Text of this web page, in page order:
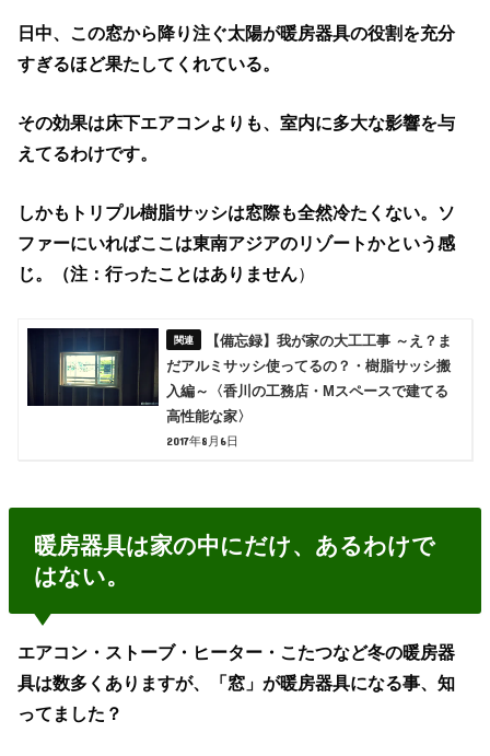
日中、この窓から降り注ぐ太陽が暖房器具の役割を充分
すぎるほど果たしてくれている。
その効果は床下エアコンよりも、室内に多大な影響を与
えてるわけです。
しかもトリプル樹脂サッシは窓際も全然冷たくない。ソ
ファーにいればここは東南アジアのリゾートかという感
じ。（注：行ったことはありません）
【備忘録】我が家の大工工事 ～え？ま
だアルミサッシ使ってるの？・樹脂サッシ搬
入編～〈香川の工務店・Mスペースで建てる
高性能な家〉
2017年8月6日
暖房器具は家の中にだけ、あるわけで
はない。
エアコン・ストーブ・ヒーター・こたつなど冬の暖房器
具は数多くありますが、
「窓」が暖房器具になる事、知
ってました？